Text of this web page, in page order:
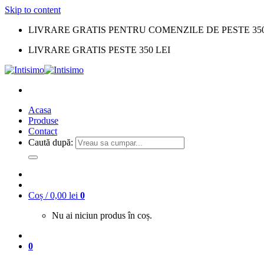
Skip to content
LIVRARE GRATIS PENTRU COMENZILE DE PESTE
LIVRARE GRATIS PESTE 350 LEI
Acasa
Produse
Contact
Caută după:
Coș /0,00 lei 0
Nu ai niciun produs în coș.
0